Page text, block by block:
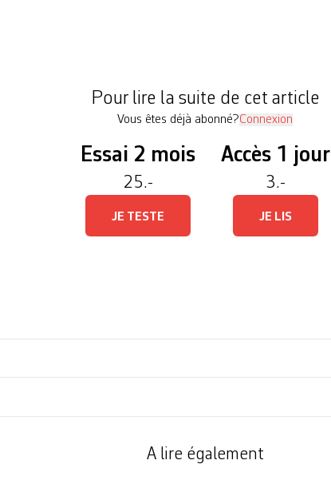
Pour lire la suite de cet article
Vous êtes déjà abonné?Connexion
Essai 2 mois
25.-
JE TESTE
Accès 1 jour
3.-
JE LIS
A lire également